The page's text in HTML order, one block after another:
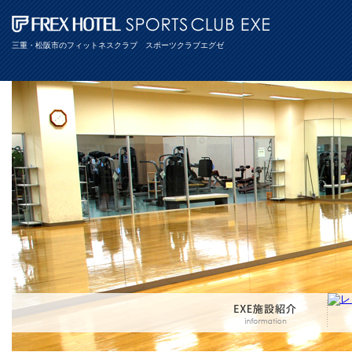
三重・松阪市のフィットネスクラブ スポーツクラブエグゼ